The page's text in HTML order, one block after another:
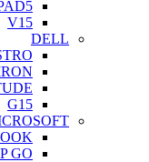
V15
DELL
G15
GO